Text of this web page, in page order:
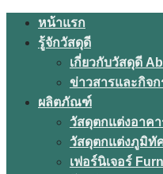
Skip
หน้าแรก
รู้จักวัสดุดี
เกี่ยวกับวัสดุดี
ข่าวสารและกิจ
ผลิตภัณฑ์
วัสดุตกแต่งอาค
วัสดุตกแต่งภูมิทั
เฟอร์นิเจอร์